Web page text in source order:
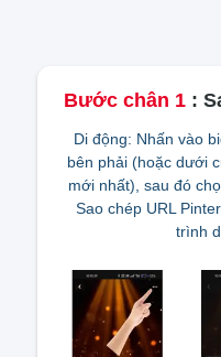
Bước chân 1 :
Di động: Nhấn vào
bên phải (hoặc dưới
mới nhất), sau đó
Sao chép URL
trình